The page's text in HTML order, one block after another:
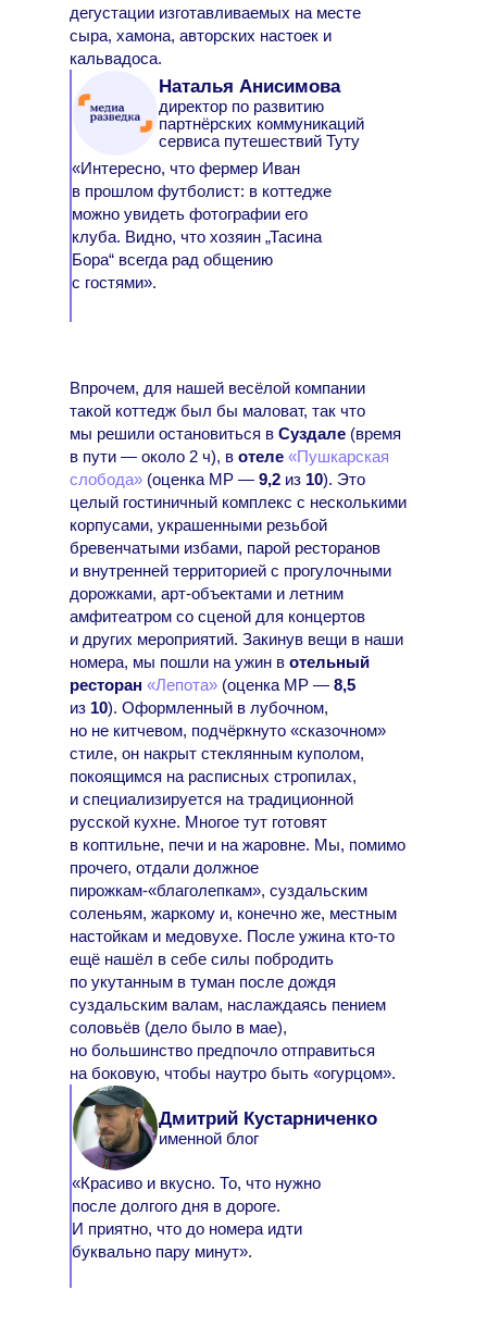
дегустации изготавливаемых на месте
сыра, хамона, авторских настоек и
кальвадоса.
Наталья Анисимова
директор по развитию
партнёрских коммуникаций
сервиса путешествий Туту
«Интересно, что фермер Иван
в прошлом футболист: в коттедже
можно увидеть фотографии его
клуба. Видно, что хозяин „Тасина
Бора“ всегда рад общению
с гостями».
Впрочем, для нашей весёлой компании
такой коттедж был бы маловат, так что
мы решили остановиться в Суздале (время
в пути — около 2 ч), в отеле «Пушкарская
слобода» (оценка МР — 9,2 из 10). Это
целый гостиничный комплекс с несколькими
корпусами, украшенными резьбой
бревенчатыми избами, парой ресторанов
и внутренней территорией с прогулочными
дорожками, арт-объектами и летним
амфитеатром со сценой для концертов
и других мероприятий. Закинув вещи в наши
номера, мы пошли на ужин в отельный
ресторан «Лепота» (оценка МР — 8,5
из 10). Оформленный в лубочном,
но не китчевом, подчёркнуто «сказочном»
стиле, он накрыт стеклянным куполом,
покоящимся на расписных стропилах,
и специализируется на традиционной
русской кухне. Многое тут готовят
в коптильне, печи и на жаровне. Мы, помимо
прочего, отдали должное
пирожкам-«благолепкам», суздальским
соленьям, жаркому и, конечно же, местным
настойкам и медовухе. После ужина кто-то
ещё нашёл в себе силы побродить
по укутанным в туман после дождя
суздальским валам, наслаждаясь пением
соловьёв (дело было в мае),
но большинство предпочло отправиться
на боковую, чтобы наутро быть «огурцом».
Дмитрий Кустарниченко
именной блог
«Красиво и вкусно. То, что нужно
после долгого дня в дороге.
И приятно, что до номера идти
буквально пару минут».